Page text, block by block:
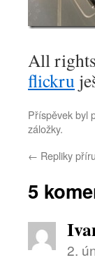
All
flickru
Příspěvek byl
záložky.
← Repliky
5
2.